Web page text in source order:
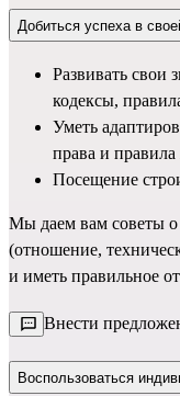
Добиться успеха в
Развивать свои
кодексы,
Уметь
права и
Посещение
Мы даем вам советы о
(отношение,
и иметь правильное
Внести
Воспользоваться